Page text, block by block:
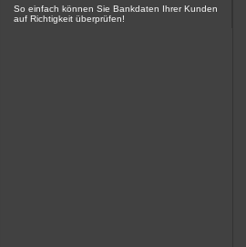
So einfach können Sie Bankdaten Ihrer Kunden
auf Richtigkeit überprüfen!